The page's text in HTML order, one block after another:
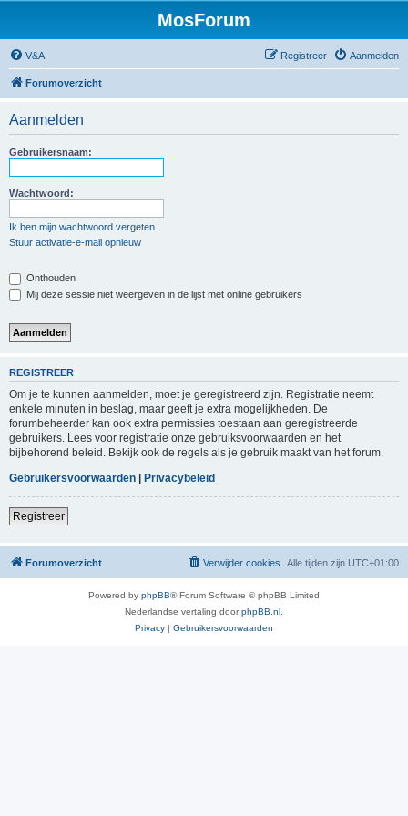
MosForum
V&A Aanmelden
Registreer
Forumoverzicht
Aanmelden
Gebruikersnaam:
Wachtwoord:
Ik ben mijn wachtwoord vergeten
Stuur activatie-e-mail opnieuw
Onthouden
Mij deze sessie niet weergeven in de lijst met online gebruikers
REGISTREER
Om je te kunnen aanmelden, moet je geregistreerd zijn. Registratie neemt
enkele minuten in beslag, maar geeft je extra mogelijkheden. De
forumbeheerder kan ook extra permissies toestaan aan geregistreerde
gebruikers. Lees voor registratie onze gebruiksvoorwaarden en het
bijbehorend beleid. Bekijk ook de regels als je gebruik maakt van het forum.
Gebruikersvoorwaarden | Privacybeleid
Registreer
Forumoverzicht Alle tijden zijn UTC+01:00
Verwijder cookies
Powered by phpBB® Forum Software © phpBB Limited
Nederlandse vertaling doorphpBB.nl
Privacy | Gebruikersvoorwaarden